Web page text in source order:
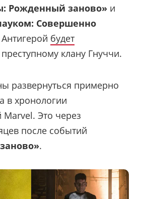
Рожденный заново» и
Совершенно
будет
преступному клану Гнуччи.
развернуться примерно
в хронологии
Marvel. Это через
после событий
.